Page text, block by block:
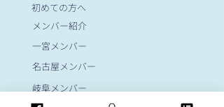
初めての方へ
メンバー紹介
一宮メンバー
名古屋メンバー
岐阜メンバー